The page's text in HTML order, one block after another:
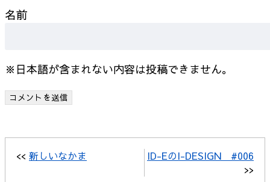
名前
※日本語が含まれない内容は投稿できません。
<< 新しいなかま
ID-EのI-DESIGN #006
>>